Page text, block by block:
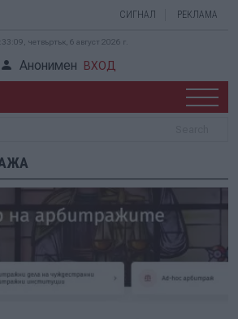
СИГНАЛ РЕКЛАМА
четвъртък, 6 август 2026 г.
Анонимен ВХОД